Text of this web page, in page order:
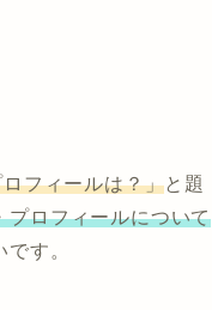
フィールは？」と題
プロフィールについて
す。